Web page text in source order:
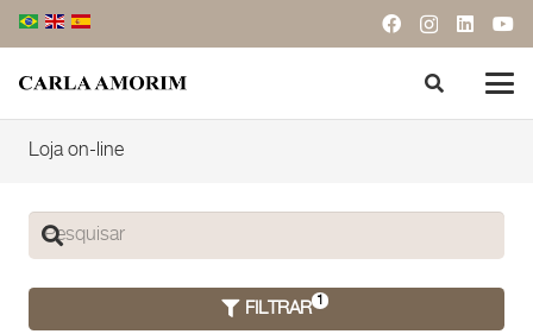
Loja on-line
FILTRAR